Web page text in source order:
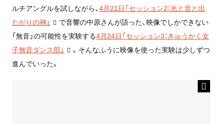
ルチアングルを試しながら、4月21日「セッション2：光と音と出
たがりの神」
で音響の中原さんが語った、映像でしかできない
「無音」の可能性を実験する4月24日「セッション3：きゅうかく女
子無音ダンス部」
。そんなふうに映像を使った実験は少しずつ
進んでいった。